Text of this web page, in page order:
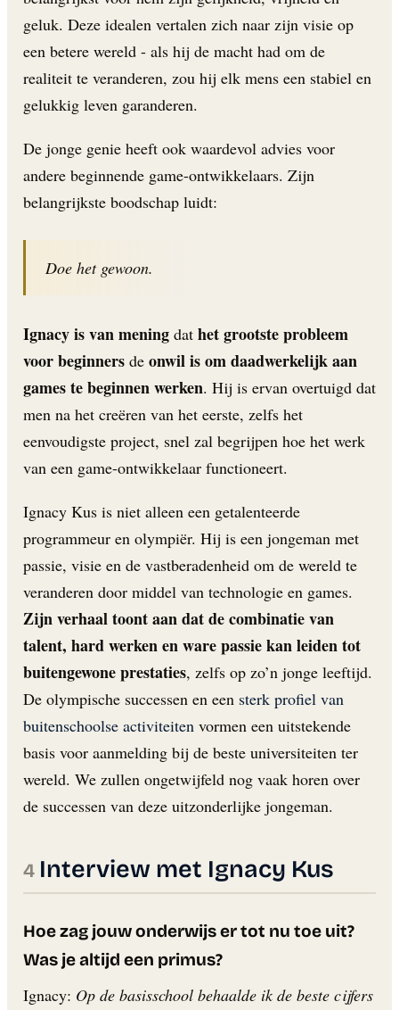
geluk. Deze idealen vertalen zich naar zijn visie op
een betere wereld - als hij de macht had om de
realiteit te veranderen, zou hij elk mens een stabiel en
gelukkig leven garanderen.
De jonge genie heeft ook waardevol advies voor
andere beginnende game-ontwikkelaars. Zijn
belangrijkste boodschap luidt:
Doe het gewoon.
Ignacy is van mening dat het grootste probleem
voor beginners de onwil is om daadwerkelijk aan
games te beginnen werken. Hij is ervan overtuigd dat
men na het creëren van het eerste, zelfs het
eenvoudigste project, snel zal begrijpen hoe het werk
van een game-ontwikkelaar functioneert.
Ignacy Kus is niet alleen een getalenteerde
programmeur en olympiër. Hij is een jongeman met
passie, visie en de vastberadenheid om de wereld te
veranderen door middel van technologie en games.
Zijn verhaal toont aan dat de combinatie van
talent, hard werken en ware passie kan leiden tot
buitengewone prestaties, zelfs op zo’n jonge leeftijd.
De olympische successen en een sterk profiel van
buitenschoolse activiteiten vormen een uitstekende
basis voor aanmelding bij de beste universiteiten ter
wereld. We zullen ongetwijfeld nog vaak horen over
de successen van deze uitzonderlijke jongeman.
Interview met Ignacy Kus
Hoe zag jouw onderwijs er tot nu toe uit?
Was je altijd een primus?
Ignacy: Op de basisschool behaalde ik de beste cijfers